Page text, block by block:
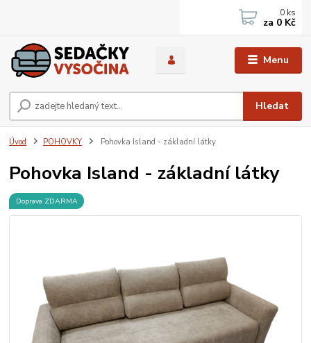
Menu
Hledat
0 ks
za 0 Kč
Úvod POHOVKY Pohovka Island - základní látky
Pohovka Island - základní látky
Doprava ZDARMA